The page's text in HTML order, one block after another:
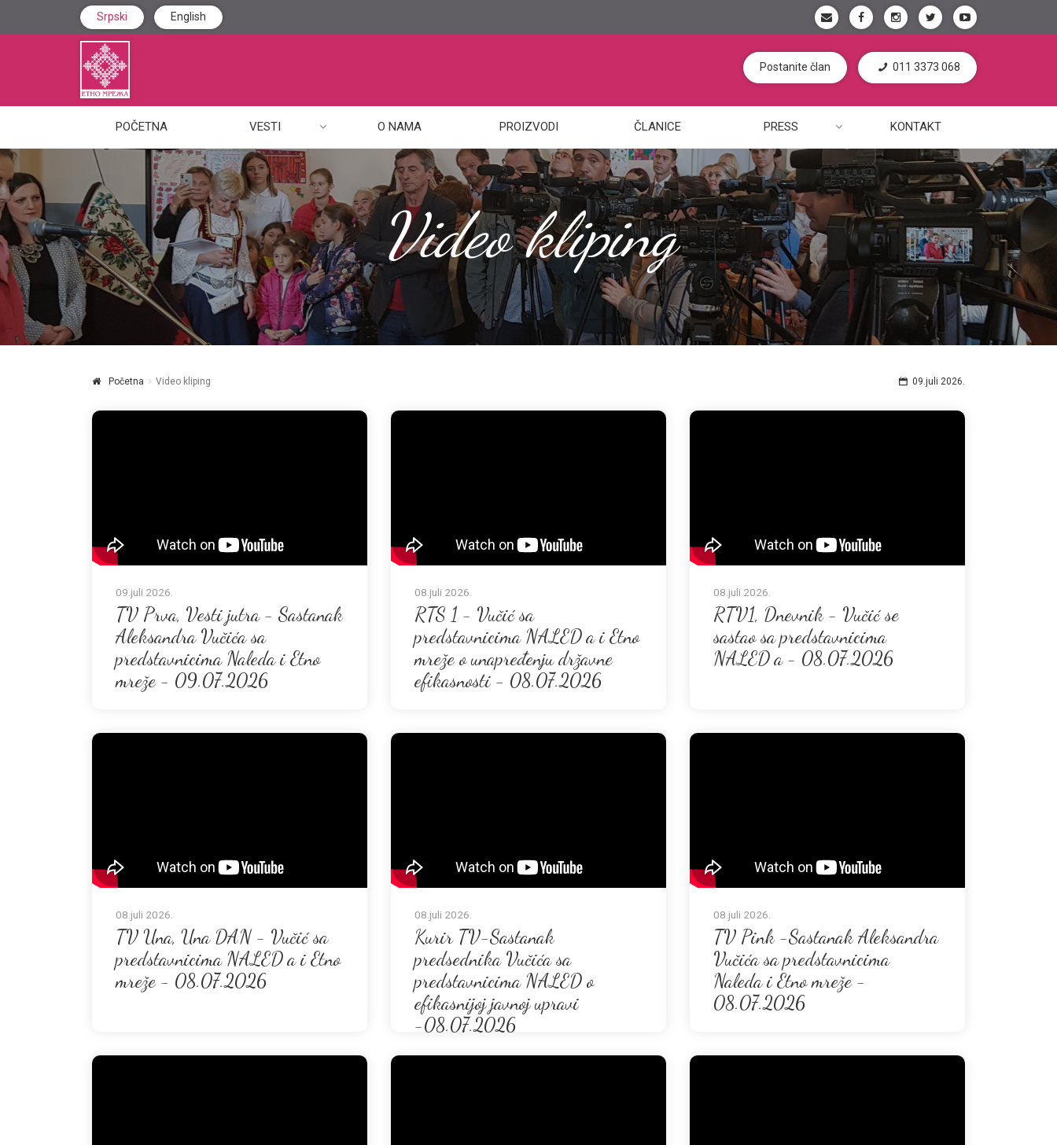
Srpski English
Postanite član 011 3373 068
POČETNA VESTI O NAMA PROIZVODI ČLANICE PRESS KONTAKT
Video kliping
Početna Video kliping 09.juli 2026.
09.juli 2026.
TV Prva, Vesti jutra - Sastanak
Aleksandra Vučića sa
predstavnicima Naleda i Etno
mreže - 09.07.2026
08.juli 2026.
RTS 1 - Vučić sa
predstavnicima NALED a i Etno
mreže o unapređenju državne
efikasnosti - 08.07.2026
08.juli 2026.
RTV1, Dnevnik - Vučić se
sastao sa predstavnicima
NALED a - 08.07.2026
08.juli 2026.
TV Una, Una DAN - Vučić sa
predstavnicima NALED a i Etno
mreže - 08.07.2026
08.juli 2026.
Kurir TV-Sastanak
predsednika Vučića sa
predstavnicima NALED o
efikasnijoj javnoj upravi
-08.07.2026
08.juli 2026.
TV Pink -Sastanak Aleksandra
Vučića sa predstavnicima
Naleda i Etno mreže -
08.07.2026